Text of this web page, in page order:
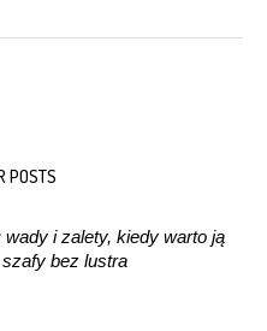
POSTS
i zalety, kiedy warto ją
bez lustra